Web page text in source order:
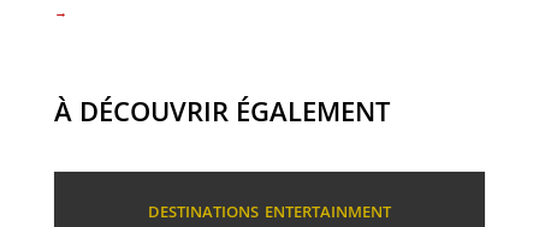
→
À DÉCOUVRIR ÉGALEMENT
DESTINATIONS ENTERTAINMENT